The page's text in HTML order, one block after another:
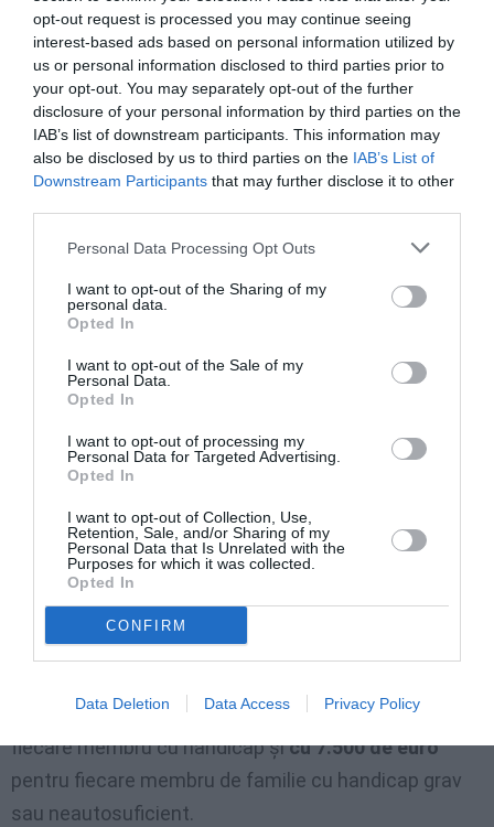
opt-out request is processed you may continue seeing
interest-based ads based on personal information utilized by
us or personal information disclosed to third parties prior to
your opt-out. You may separately opt-out of the further
disclosure of your personal information by third parties on the
IAB’s list of downstream participants. This information may
also be disclosed by us to third parties on the IAB’s List of
Downstream Participants that may further disclose it to other
Personal Data Processing Opt Outs
I want to opt-out of the Sharing of my
personal data.
Opted In
I want to opt-out of the Sale of my
Personal Data.
Opted In
I want to opt-out of processing my
Personal Data for Targeted Advertising.
Opted In
I want to opt-out of Collection, Use,
Retention, Sale, and/or Sharing of my
Personal Data that Is Unrelated with the
Purposes for which it was collected.
Opted In
CONFIRM
Data Deletion Data Access Privacy Policy
persoane în vârstă de 67 de ani sau peste și alți
membri ai familiei toți aflați în condiții de handicap
grav sau neautosuficiență, pragul de venit al familiei
se stabilește la7.560 euro pe an, înmulțit cu
parametrul corespunzător al scara echivalenței Adi.
Alocația de includere pentru cine are
locuință
Pentru a primi indemnizația,bunurile imobiliare
trebuie să aibă o valoare de cel mult 30.000 de euro
în scopuri IMU. Această sumă va fi calculată prin
deducerea valorii, în scopul IMU, a locuinței din totalul
Suma maximă deductibilă pentru locuință
cu 150.000 mii euro. Valoarea bunurilor mobile
trebuie să depășească 6.000 euro, majorată cu
2.000 euro pentru fiecare membru al unității familiale
care urmează primului, până la
euro, majorată cu încă 1.000 euro pentru fiecare
sunt majorate în continuare cu5.000 de europentru
fiecare membru cu handicap șicu 7.500 de euro
pentru fiecare membru de familie cu handicap grav
sau neautosuficient.